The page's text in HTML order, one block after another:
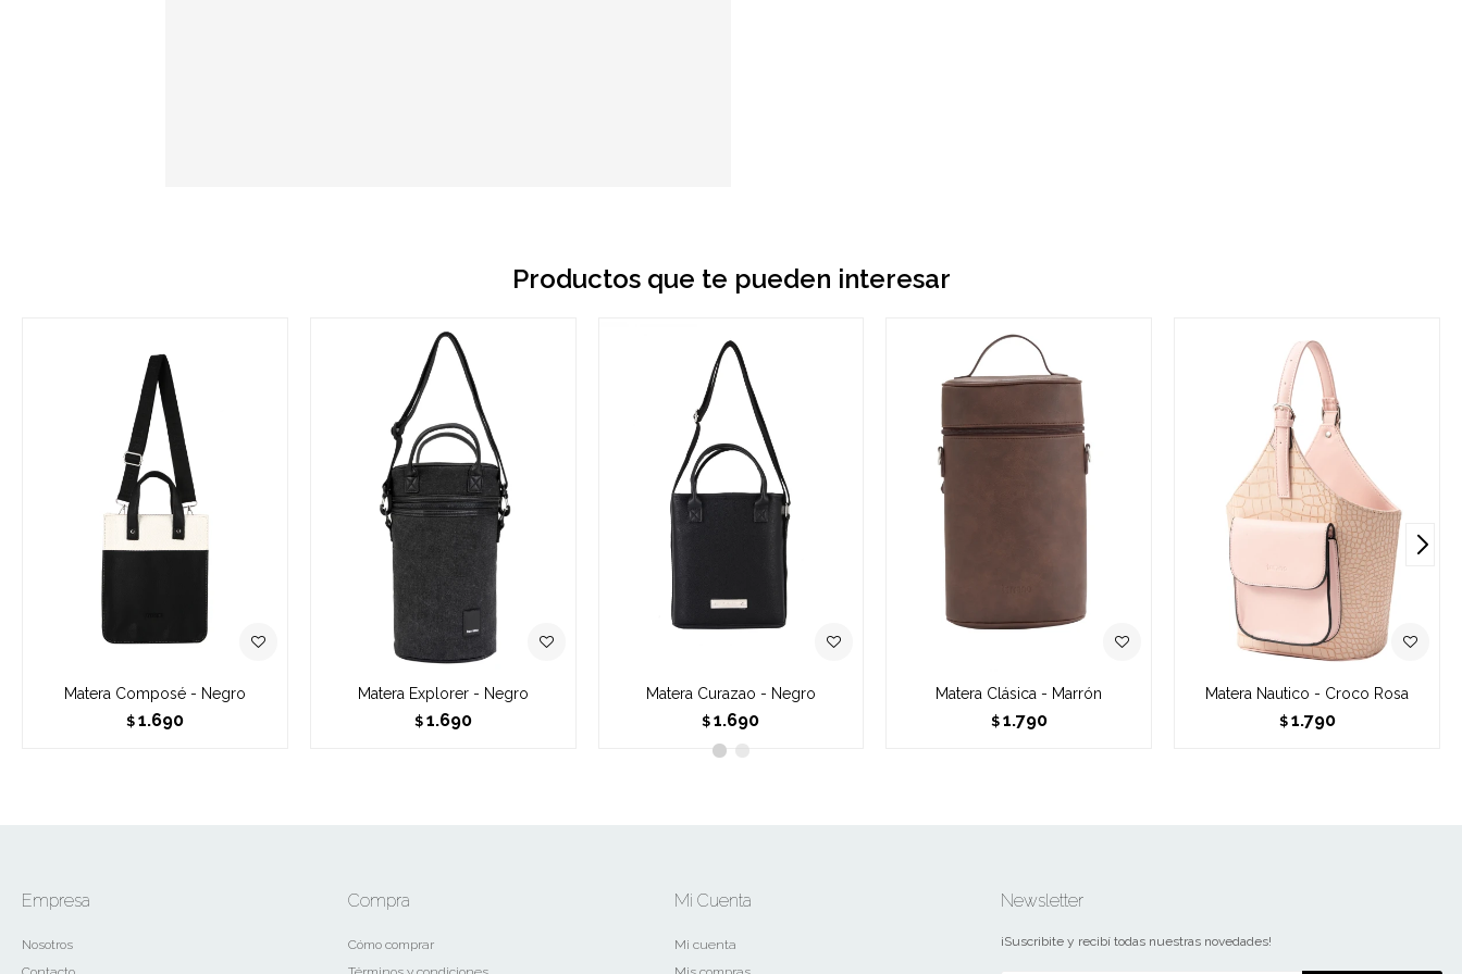
Productos que te pueden interesar
Matera Composé - Negro
$ 1.690
Matera Explorer - Negro
$ 1.690
Matera Curazao - Negro
$ 1.690
Matera Clásica - Marrón
$ 1.790
Matera Nautico - Croco Rosa
$ 1.790
Empresa
Nosotros
Compra
Cómo comprar
Mi Cuenta
Mi cuenta
Newsletter
¡Suscribite y recibí todas nuestras novedades!